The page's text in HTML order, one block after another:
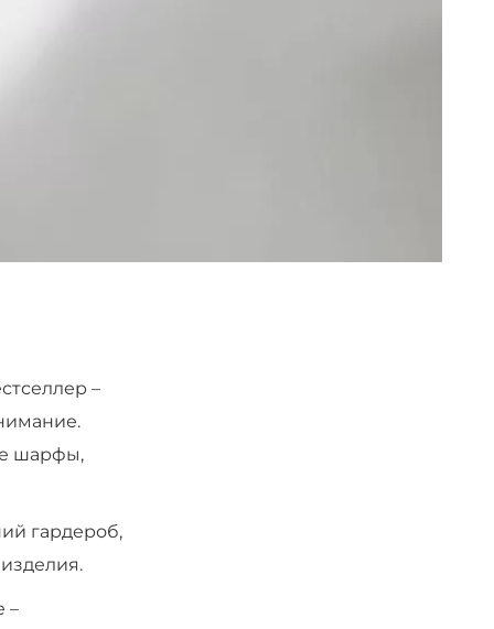
–
шарфы,
гардероб,
–